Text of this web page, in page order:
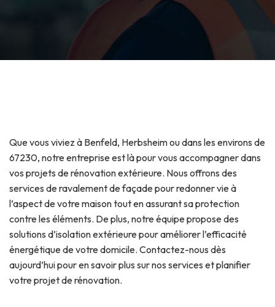
Que vous viviez à Benfeld, Herbsheim ou dans les environs de
67230, notre entreprise est là pour vous accompagner dans
vos projets de rénovation extérieure. Nous offrons des
services de ravalement de façade pour redonner vie à
l’aspect de votre maison tout en assurant sa protection
contre les éléments. De plus, notre équipe propose des
solutions d’isolation extérieure pour améliorer l’efficacité
énergétique de votre domicile. Contactez-nous dès
aujourd’hui pour en savoir plus sur nos services et planifier
votre projet de rénovation.